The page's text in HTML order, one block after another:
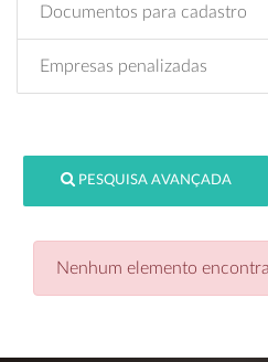
Documentos para cadastro
Empresas penalizadas
PESQUISA AVANÇADA
Nenhum elemento